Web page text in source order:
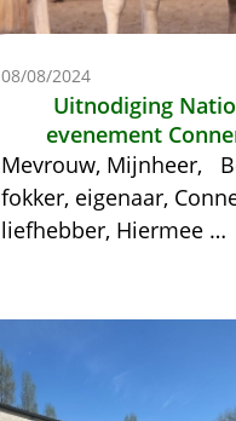
08/08/2024
Uitnodiging
evenement
Mevrouw, Mijnheer,
fokker, eigenaar,
liefhebber, Hiermee …